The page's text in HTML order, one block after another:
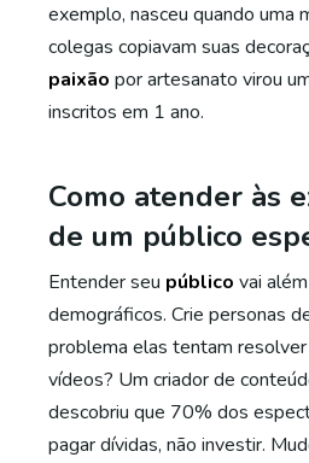
exemplo, nasceu quando uma
colegas copiavam suas
paixão por artesanato virou
inscritos em 1 ano.
Como atender às
de um público
Entender seu público vai
demográficos. Crie personas
problema elas tentam
vídeos? Um criador de
descobriu que 70% dos
pagar dívidas, não investir.